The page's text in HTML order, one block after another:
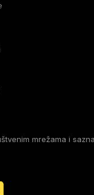
mrežama i